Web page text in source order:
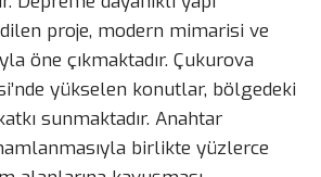
proje, modern mimarisi ve
öne çıkmaktadır. Çukurova
yükselen konutlar, bölgedeki
sunmaktadır. Anahtar
birlikte yüzlerce